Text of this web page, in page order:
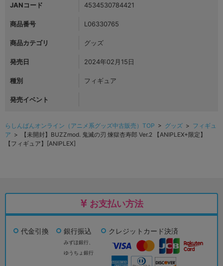
JANコード 4534530784421
商品番号 L06330765
商品カテゴリ グッズ
発売日 2024年02月15日
種別 フィギュア
発売イベント
らしんばんオンライン（アニメ系グッズ中古販売）TOP > グッズ > フィギュ
ア > 【未開封】BUZZmod. 鬼滅の刃 煉獄杏寿郎 Ver.2 【ANIPLEX+限定】
【フィギュア】[ANIPLEX]
お支払い方法
代金引換 銀行振込
みずほ銀行、
ゆうちょ銀行
クレジットカード決済